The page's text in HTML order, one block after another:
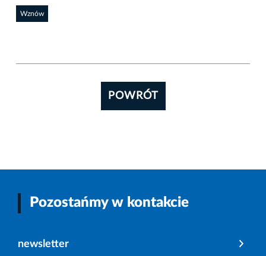
Wznów
POWRÓT
Pozostańmy w kontakcie
newsletter